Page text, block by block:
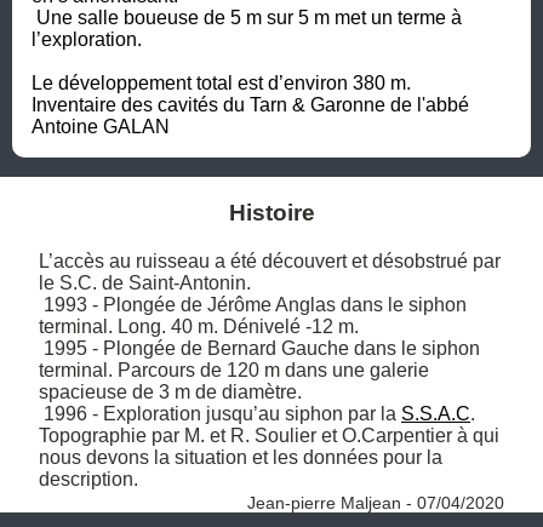
l’exploration.
Le développement total est d’environ 380 m.
Inventaire des cavités du Tarn & Garonne de l'abbé
Antoine GALAN
Histoire
L’accès au ruisseau a été découvert et désobstrué par
le S.C. de Saint-Antonin.
terminal. Long. 40 m. Dénivelé -12 m.
terminal. Parcours de 120 m dans une galerie
spacieuse de 3 m de diamètre.
1996 - Exploration jusqu’au siphon par la S.S.A.C.
Topographie par M. et R. Soulier et O.Carpentier à qui
nous devons la situation et les données pour la
description.
Jean-pierre Maljean - 07/04/2020